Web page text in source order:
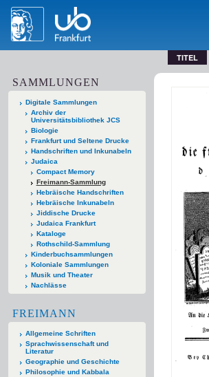
TITEL
SAMMLUNGEN
Digitale Sammlungen
Archiv der
Universitätsbibliothek JCS
Biologie
Frankfurt und Seltene Drucke
Handschriften und Inkunabeln
Judaica
Compact Memory
Freimann-Sammlung
Hebräische Handschriften
Hebräische Inkunabeln
Jiddische Drucke
Judaica Frankfurt
Kataloge
Rothschild-Sammlung
Kinderbuchsammlungen
Koloniale Sammlungen
Musik und Theater
Nachlässe
FREIMANN
Allgemeine Schriften
Sprachwissenschaft und
Literatur
Geographie und Geschichte
Philosophie und Kabbala